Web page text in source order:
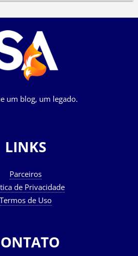
um blog, um legado.
LINKS
Parceiros
de Privacidade
Termos de Uso